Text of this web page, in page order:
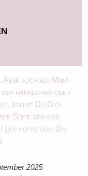
Aber auch als Mann
männlichen oder
sollst Du Dich
Seite genauso
(ich hoffe nur, Du
2025